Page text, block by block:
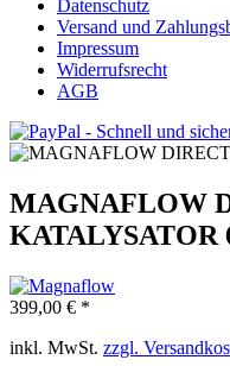
Datenschutz
Versand und
Impressum
Widerrufsrecht
AGB
MAGNAFLOW
KATALYSATOR
399,00 € *
inkl. MwSt. zzgl.